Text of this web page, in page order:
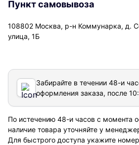
Пункт самовывоза
108802 Москва, р-н Коммунарка, д.
улица, 1Б
Забирайте в течении 48-и
оформления заказа, после
По истечению 48-и часов с момента
наличие товара уточняйте у
Для быстрого доступа укажите